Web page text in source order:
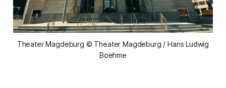
Theater Magdeburg © Theater Magdeburg / Hans Ludwig
Boehme